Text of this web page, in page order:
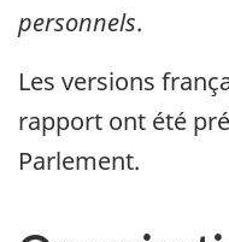
personnels.
Les versions
rapport ont été
Parlement.